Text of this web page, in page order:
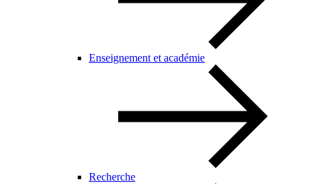
Enseignement et académie
Recherche